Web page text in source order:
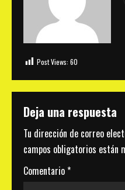
Post Views: 60
Deja una respuesta
Tu dirección de correo
campos obligatorios están
Comentario*